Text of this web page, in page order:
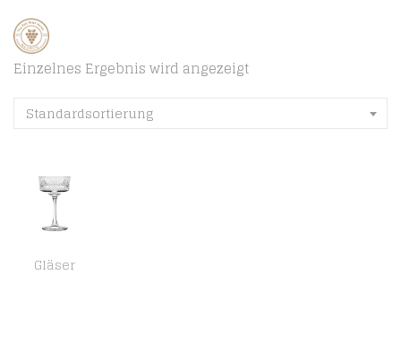
Einzelnes Ergebnis wird angezeigt
Standardsortierung
Gläser